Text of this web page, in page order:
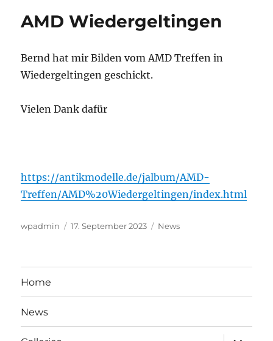
AMD Wiedergeltingen
Bernd hat mir Bilden vom AMD Treffen in
Wiedergeltingen geschickt.
Vielen Dank dafür
https://antikmodelle.de/jalbum/AMD-
Treffen/AMD%20Wiedergeltingen/index.html
Autor
wpadmin
Veröffentlicht
17. September 2023 Kategorien
News
Home
News